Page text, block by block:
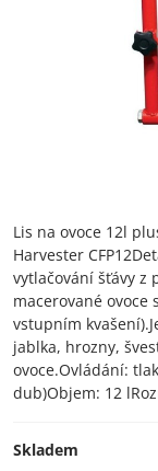
Lis na ovoce 12l
Harvester
vytlačování šťávy z
macerované
vstupním
jablka, hrozny,
ovoce.Ovládání:
dub)Objem: 12
Skladem